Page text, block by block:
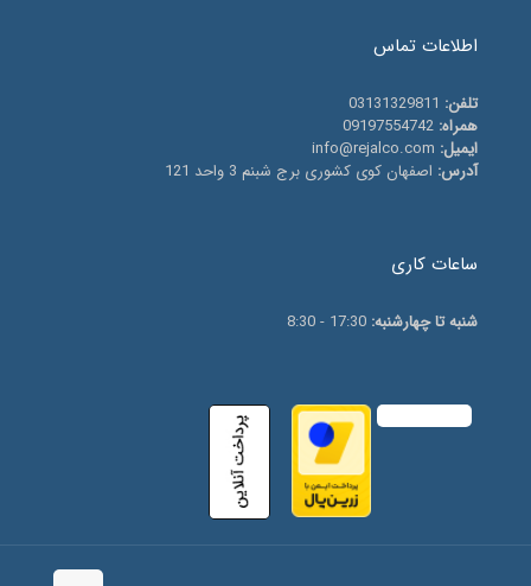
اطلاعات تماس
تلفن:
همراه:
ایمیل:
آدرس: اصفهان کوی کشوری برج شبنم 3 واحد 121
ساعات کاری
شنبه تا چهارشنبه: